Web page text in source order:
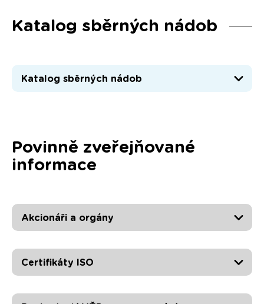
Katalog sběrných nádob
Katalog sběrných nádob
Povinně zveřejňované
informace
Akcionáři a orgány
Certifikáty ISO